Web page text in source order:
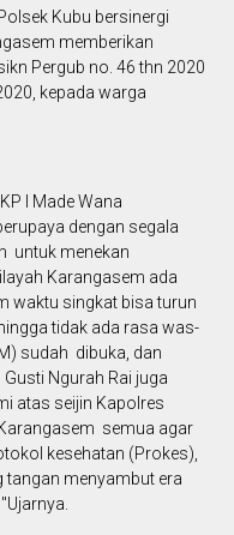
Kubu bersinergi
memberikan
Pergub no. 46 thn 2020
kepada warga
I Made Wana
dengan segala
untuk menekan
Karangasem ada
waktu singkat bisa turun
tidak ada rasa was-
sudah dibuka, dan
Ngurah Rai juga
atas seijin Kapolres
semua agar
kesehatan (Prokes),
menyambut era